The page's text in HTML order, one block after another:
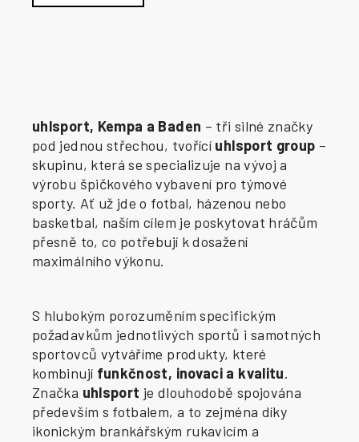
uhlsport, Kempa a Baden – tři silné značky
pod jednou střechou, tvořící uhlsport group –
skupinu, která se specializuje na vývoj a
výrobu špičkového vybavení pro týmové
sporty. Ať už jde o fotbal, házenou nebo
basketbal, naším cílem je poskytovat hráčům
přesně to, co potřebují k dosažení
maximálního výkonu.
S hlubokým porozuměním specifickým
požadavkům jednotlivých sportů i samotných
sportovců vytváříme produkty, které
kombinují funkčnost, inovaci a kvalitu.
Značka uhlsport je dlouhodobě spojována
především s fotbalem, a to zejména díky
ikonickým brankářským rukavicím a